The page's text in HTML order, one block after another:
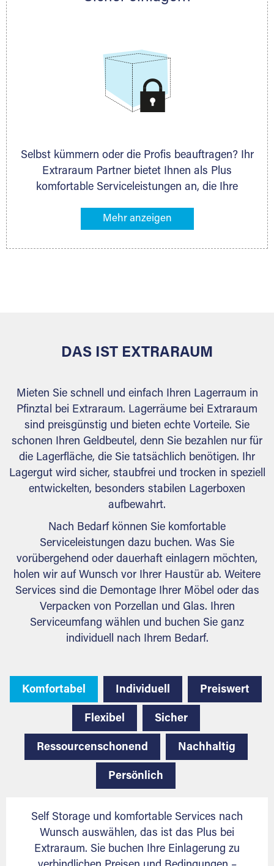
Selbst kümmern oder die Profis beauftragen? Ihr
Extraraum Partner bietet Ihnen als Plus
komfortable Serviceleistungen an, die Ihre
gehören z. B. Verpackungsservice, Lieferung von
Ihr Lagergut wird bei Ihrem Extraraum Partner
DAS IST EXTRARAUM
Mieten Sie schnell und einfach Ihren Lagerraum in
Pfinztal bei Extraraum. Lagerräume bei Extraraum
sind preisgünstig und bieten echte Vorteile. Sie
schonen Ihren Geldbeutel, denn Sie bezahlen nur für
die Lagerfläche, die Sie tatsächlich benötigen. Ihr
Lagergut wird sicher, staubfrei und trocken in speziell
entwickelten, besonders stabilen Lagerboxen
aufbewahrt.
Nach Bedarf können Sie komfortable
Serviceleistungen dazu buchen. Was Sie
vorübergehend oder dauerhaft einlagern möchten,
holen wir auf Wunsch vor Ihrer Haustür ab. Weitere
Services sind die Demontage Ihrer Möbel oder das
Verpacken von Porzellan und Glas. Ihren
Serviceumfang wählen und buchen Sie ganz
individuell nach Ihrem Bedarf.
Komfortabel Individuell Preiswert
Flexibel Sicher
Ressourcenschonend Nachhaltig
Persönlich
Self Storage und komfortable Services nach
Wunsch auswählen, das ist das Plus bei
Extraraum. Sie buchen Ihre Einlagerung zu